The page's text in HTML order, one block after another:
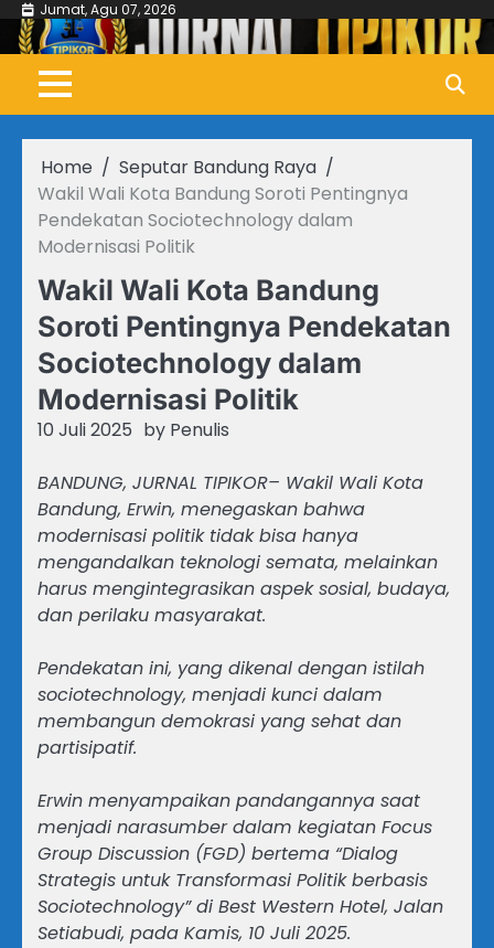
Skip
content
Jumat, Agu 07, 2026
Home
Seputar Bandung Raya
Wakil Wali Kota Bandung Soroti Pentingnya
Pendekatan Sociotechnology dalam
Modernisasi Politik
Wakil Wali Kota Bandung
Soroti Pentingnya Pendekatan
Sociotechnology dalam
Modernisasi Politik
10 Juli 2025 by Penulis
BANDUNG, JURNAL TIPIKOR– Wakil Wali Kota
Bandung, Erwin, menegaskan bahwa
modernisasi politik tidak bisa hanya
mengandalkan teknologi semata, melainkan
harus mengintegrasikan aspek sosial, budaya,
dan perilaku masyarakat.
Pendekatan ini, yang dikenal dengan istilah
sociotechnology, menjadi kunci dalam
membangun demokrasi yang sehat dan
partisipatif.
Erwin menyampaikan pandangannya saat
menjadi narasumber dalam kegiatan Focus
Group Discussion (FGD) bertema “Dialog
Strategis untuk Transformasi Politik berbasis
Sociotechnology” di Best Western Hotel, Jalan
Setiabudi, pada Kamis, 10 Juli 2025.